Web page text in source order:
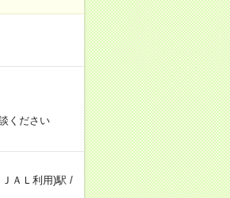
ください
ＡＬ利用)駅 /